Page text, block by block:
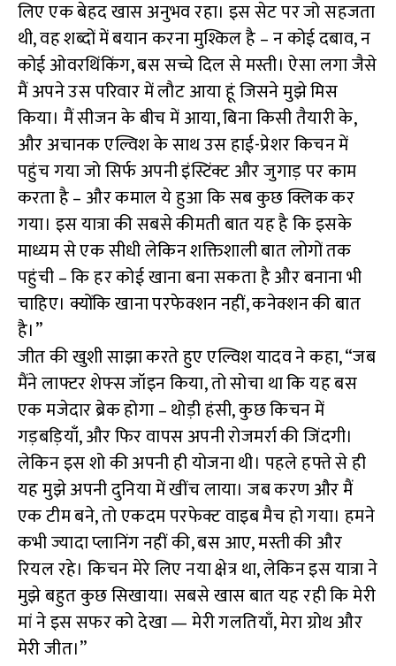
लिए एक बेहद खास अनुभव रहा। इस सेट पर जो सहजता
थी, वह शब्दों में बयान करना मुश्किल है – न कोई दबाव, न
कोई ओवरथिंकिंग, बस सच्चे दिल से मस्ती। ऐसा लगा जैसे
मैं अपने उस परिवार में लौट आया हूं जिसने मुझे मिस
किया। मैं सीजन के बीच में आया, बिना किसी तैयारी के,
और अचानक एल्विश के साथ उस हाई-प्रेशर किचन में
पहुंच गया जो सिर्फ अपनी इंस्टिंक्ट और जुगाड़ पर काम
करता है – और कमाल ये हुआ कि सब कुछ क्लिक कर
गया। इस यात्रा की सबसे कीमती बात यह है कि इसके
माध्यम से एक सीधी लेकिन शक्तिशाली बात लोगों तक
पहुंची – कि हर कोई खाना बना सकता है और बनाना भी
चाहिए। क्योंकि खाना परफेक्शन नहीं, कनेक्शन की बात
है।”
जीत की खुशी साझा करते हुए एल्विश यादव ने कहा, “जब
मैंने लाफ्टर शेफ्स जॉइन किया, तो सोचा था कि यह बस
एक मजेदार ब्रेक होगा – थोड़ी हंसी, कुछ किचन में
गड़बड़ियाँ, और फिर वापस अपनी रोजमर्रा की जिंदगी।
लेकिन इस शो की अपनी ही योजना थी। पहले हफ्ते से ही
यह मुझे अपनी दुनिया में खींच लाया। जब करण और मैं
एक टीम बने, तो एकदम परफेक्ट वाइब मैच हो गया। हमने
कभी ज्यादा प्लानिंग नहीं की, बस आए, मस्ती की और
रियल रहे। किचन मेरे लिए नया क्षेत्र था, लेकिन इस यात्रा ने
मुझे बहुत कुछ सिखाया। सबसे खास बात यह रही कि मेरी
मां ने इस सफर को देखा — मेरी गलतियाँ, मेरा ग्रोथ और
मेरी जीत।”